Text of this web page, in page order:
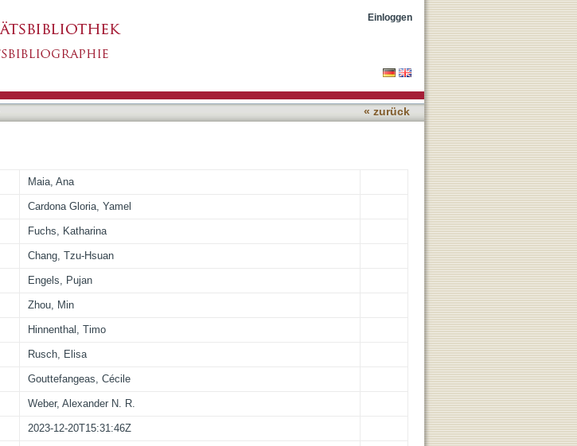
Einloggen
« zurück
Maia, Ana
Cardona Gloria, Yamel
Fuchs, Katharina
Chang, Tzu-Hsuan
Engels, Pujan
Zhou, Min
Hinnenthal, Timo
Rusch, Elisa
Gouttefangeas, Cécile
Weber, Alexander N. R.
2023-12-20T15:31:46Z